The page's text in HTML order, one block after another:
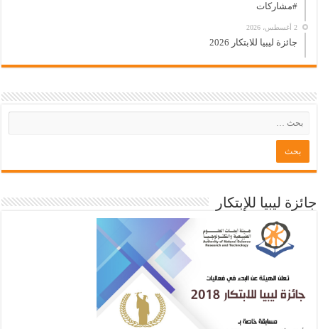
#مشاركات
2 أغسطس، 2026
جائزة ليبيا للابتكار 2026
جائزة ليبيا للإبتكار